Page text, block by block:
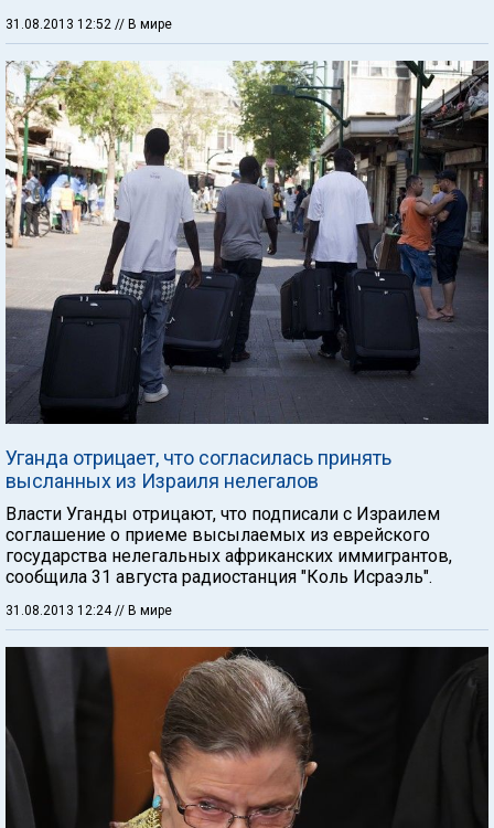
31.08.2013 12:52 // В мире
Уганда отрицает, что согласилась принять
высланных из Израиля нелегалов
Власти Уганды отрицают, что подписали с Израилем
соглашение о приеме высылаемых из еврейского
государства нелегальных африканских иммигрантов,
сообщила 31 августа радиостанция "Коль Исраэль".
31.08.2013 12:24// В мире